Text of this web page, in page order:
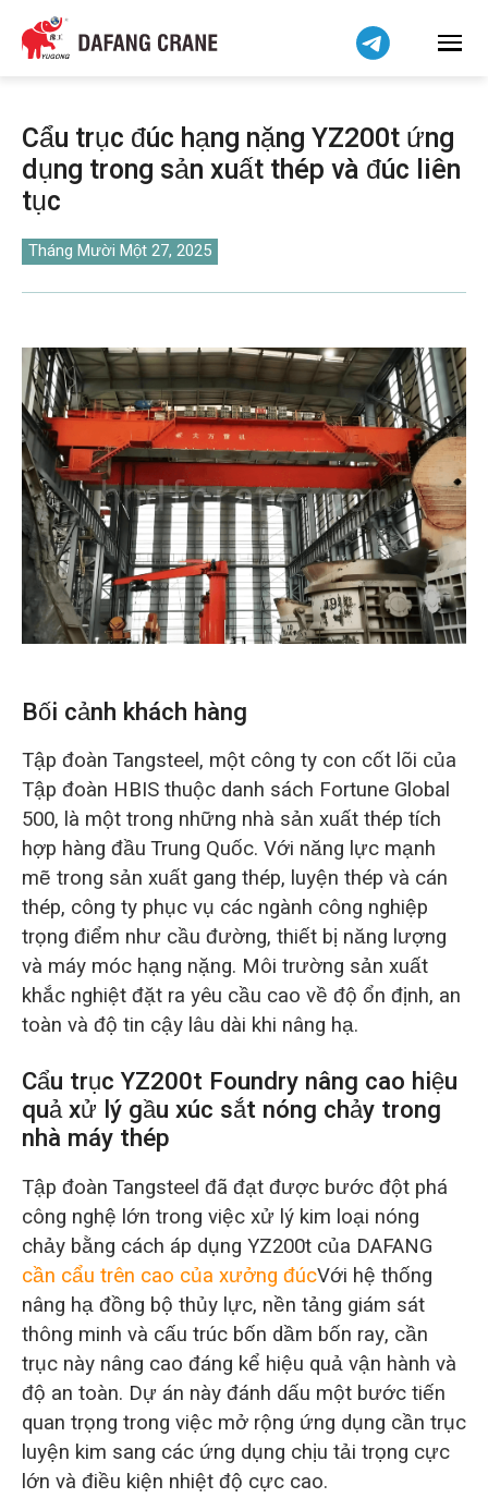
Cẩu trục đúc hạng nặng YZ200t ứng
dụng trong sản xuất thép và đúc liên
tục
Tháng Mười Một 27, 2025
Bối cảnh khách hàng
Tập đoàn Tangsteel, một công ty con cốt lõi của
Tập đoàn HBIS thuộc danh sách Fortune Global
500, là một trong những nhà sản xuất thép tích
hợp hàng đầu Trung Quốc. Với năng lực mạnh
mẽ trong sản xuất gang thép, luyện thép và cán
thép, công ty phục vụ các ngành công nghiệp
trọng điểm như cầu đường, thiết bị năng lượng
và máy móc hạng nặng. Môi trường sản xuất
khắc nghiệt đặt ra yêu cầu cao về độ ổn định, an
toàn và độ tin cậy lâu dài khi nâng hạ.
Cẩu trục YZ200t Foundry nâng cao hiệu
quả xử lý gầu xúc sắt nóng chảy trong
nhà máy thép
Tập đoàn Tangsteel đã đạt được bước đột phá
công nghệ lớn trong việc xử lý kim loại nóng
chảy bằng cách áp dụng YZ200t của DAFANG
cần cẩu trên cao của xưởng đúcVới hệ thống
nâng hạ đồng bộ thủy lực, nền tảng giám sát
thông minh và cấu trúc bốn dầm bốn ray, cần
trục này nâng cao đáng kể hiệu quả vận hành và
độ an toàn. Dự án này đánh dấu một bước tiến
quan trọng trong việc mở rộng ứng dụng cần trục
luyện kim sang các ứng dụng chịu tải trọng cực
lớn và điều kiện nhiệt độ cực cao.
हिन्दी
Bahasa Indonesia
বাংলা
فارسی
Pilipino
اردو
Українська
Беларуская мова
Kiswahili
Dansk
Norsk
O‘zbekcha